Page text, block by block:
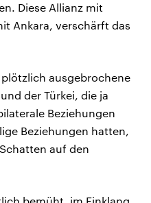
Diese Allianz mit
Ankara, verschärft das
ausgebrochene
der Türkei, die ja
Beziehungen
Beziehungen hatten,
auf den